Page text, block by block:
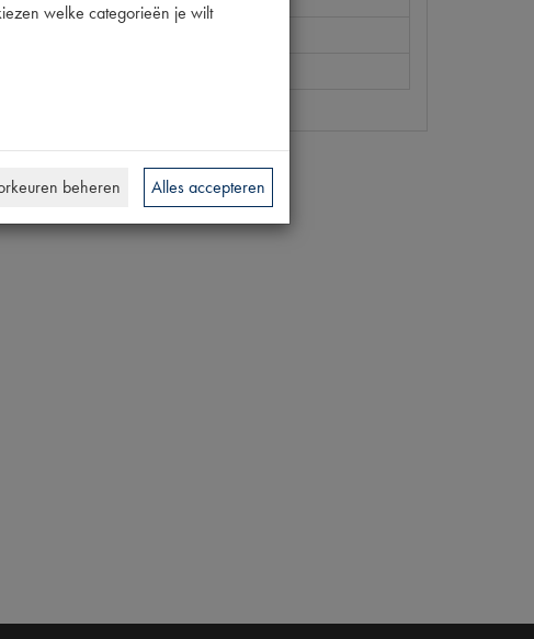
welke categorieën je wilt
beheren Alles accepteren